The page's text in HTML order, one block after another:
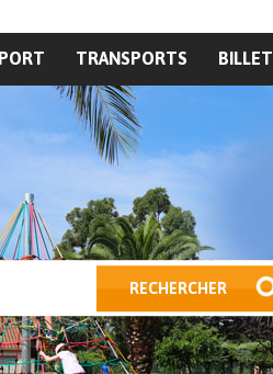
PORT TRANSPORTS
RECHERCHER